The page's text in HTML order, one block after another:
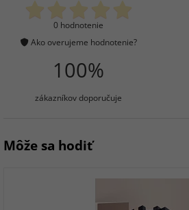
0 hodnotenie
Ako overujeme hodnotenie?
100%
zákazníkov doporučuje
Môže sa hodiť